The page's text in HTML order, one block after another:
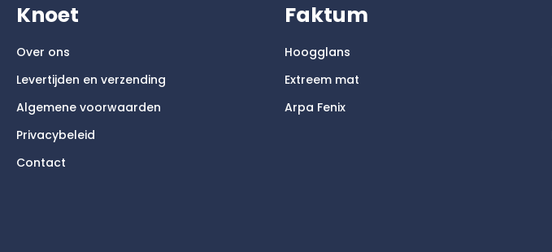
Knoet
Over ons
Levertijden en verzending
Algemene voorwaarden
Privacybeleid
Contact
Faktum
Hoogglans
Extreem mat
Arpa Fenix